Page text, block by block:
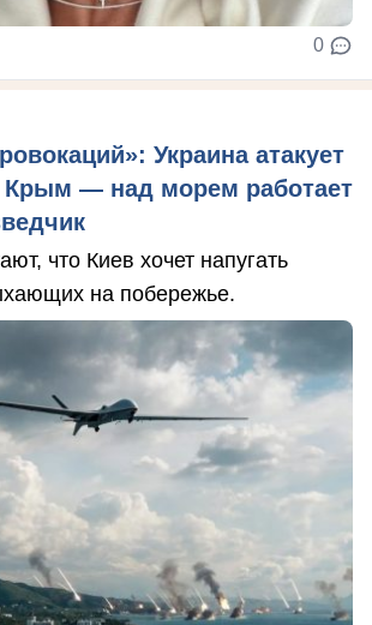
0
Украина атакует
Крым — над морем работает
что Киев хочет напугать
на побережье.